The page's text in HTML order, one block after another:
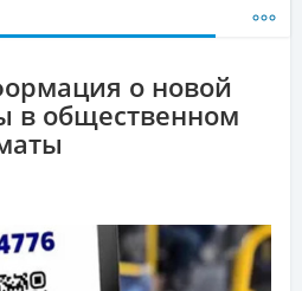
о новой
в общественном